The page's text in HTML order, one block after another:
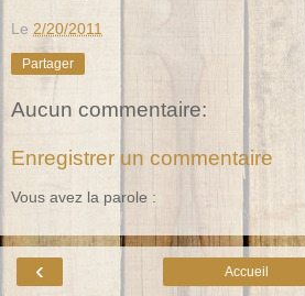
Le 2/20/2011
Partager
Aucun commentaire:
Enregistrer un commentaire
Vous avez la parole :
‹ Accueil